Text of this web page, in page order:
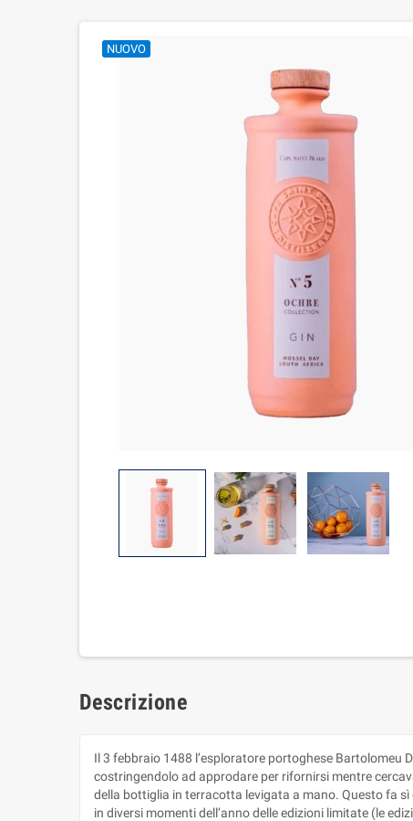
NUOVO
Descrizione
Il 3 febbraio 1488 l’esploratore portoghese Bartolomeu
costringendolo ad approdare per rifornirsi mentre
della bottiglia in terracotta levigata a mano. Questo fa sì
in diversi momenti dell’anno delle edizioni limitate (le